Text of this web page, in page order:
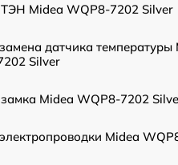
Midea WQP8-7202 Silver
датчика температуры
Silver
Midea WQP8-7202
Midea